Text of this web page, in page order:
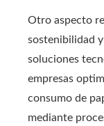
Otro aspecto
sostenibilidad
soluciones
empresas
consumo de
mediante